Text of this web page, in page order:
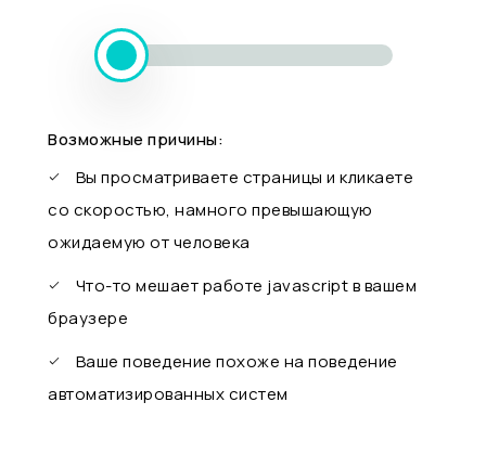
Возможные причины:
Вы просматриваете страницы и кликаете
со скоростью, намного превышающую
ожидаемую от человека
Что-то мешает работе javascript в вашем
браузере
Ваше поведение похоже на поведение
автоматизированных систем